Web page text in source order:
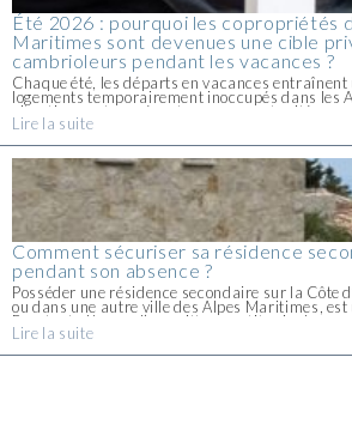
Été 2026 : pourquoi les copropriétés
Maritimes sont devenues une cible
cambrioleurs pendant les vacances ?
Chaque été, les départs en vacances
logements temporairement inoccupés dans les
situation peut représenter une opportunité pour
particulier dans certaines copropriétés où les
Lire la suite
Comment sécuriser sa résidence
pendant son absence ?
Posséder une résidence secondaire sur la Côte
ou dans une autre ville des Alpes Maritimes,
Pourtant, dès que l’on quitte ce petit coin de
Lire la suite